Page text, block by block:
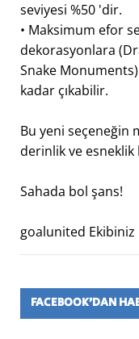
seviyesi %50 'dir.
• Maksimum efor
dekorasyonlara
Snake
kadar çıkabilir.
Bu yeni seçeneğin
derinlik ve esneklik
Sahada bol şans!
goalunited Ekibiniz
FACEBOOK’DAN